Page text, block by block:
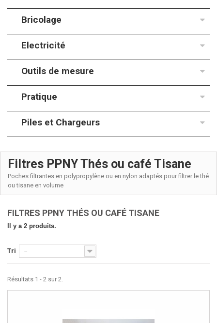
Bricolage
Electricité
Outils de mesure
Pratique
Piles et Chargeurs
Filtres PPNY Thés ou café Tisane
Poches filtrantes en polypropylène ou en nylon adaptés pour filtrer le thé
ou tisane en volume
FILTRES PPNY THÉS OU CAFÉ TISANE
Il y a 2 produits.
Tri --
Résultats 1 - 2 sur 2.